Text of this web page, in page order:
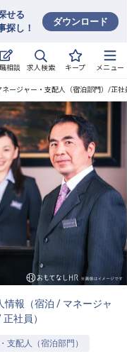
せる
探し！
ダウンロード
相談 求人検索 キープ メニュー
ラム
トに申し込む
ネージャー・支配人（宿泊部門）/正社
情報（宿泊 / マネージャ
正社員 ）
支配人（宿泊部門）